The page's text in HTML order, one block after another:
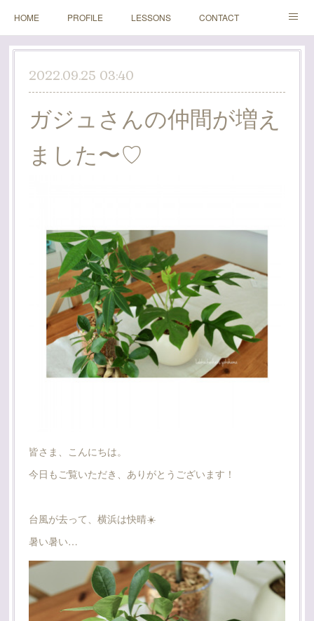
HOME PROFILE LESSONS CONTACT
BLOGS Instagram
2022.09.25 03:40
ガジュさんの仲間が増え
ました〜♡
皆さま、こんにちは。
今日もご覧いただき、ありがとうございます！
台風が去って、横浜は快晴☀️
暑い暑い…